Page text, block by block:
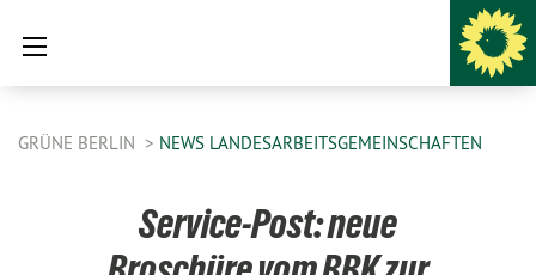
GRÜNE BERLIN NEWS LANDESARBEITSGEMEINSCHAFTEN
Service-Post: neue